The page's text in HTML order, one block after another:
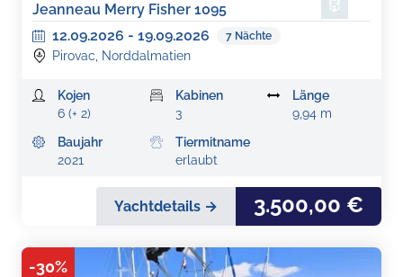
Jeanneau Merry Fisher 1095
12.09.2026 - 19.09.2026 7 Nächte
Pirovac, Norddalmatien
Kojen
6 (+ 2)
Kabinen
3
Länge
9,94 m
Baujahr
2021
Tiermitname
erlaubt
Yachtdetails → 3.500,00 €
-30%